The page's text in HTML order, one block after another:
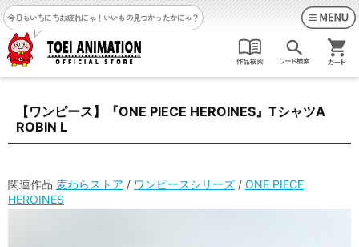
今日もいちにちお疲れにゃ！ いいもの見つかったかにゃ？
【ワンピース】『ONE PIECE HEROINES』TシャツA
ROBIN L
関連作品 麦わらストア / ワンピースシリーズ / ONE PIECE
HEROINES